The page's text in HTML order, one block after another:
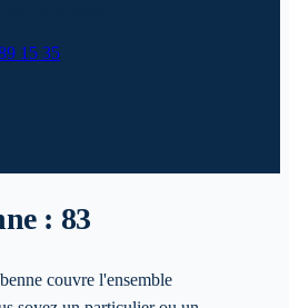
15 35
: 83
couvre l'ensemble